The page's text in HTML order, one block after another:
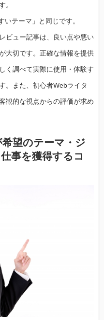
。
テーマ」と同じです。
ビュー記事は、良い点や悪い
大切です。正確な情報を提供
く調べて実際に使用・体験す
。また、初心者Webライタ
観的な視点からの評価が求め
望のテーマ・ジ
事を獲得するコ